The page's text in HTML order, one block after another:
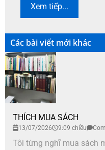
Xem tiếp...
Các bài viết mới khác
THÍCH MUA SÁCH
13/07/2026 9:09 chiều
Tôi từng nghĩ mua sách